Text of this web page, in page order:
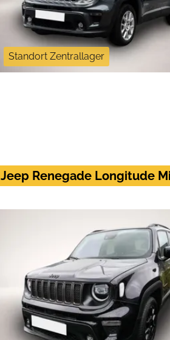
Standort Zentrallager
Jeep Renegade Longitude